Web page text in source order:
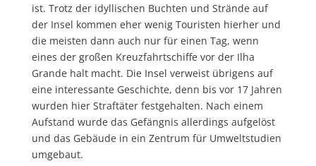
ist. Trotz der idyllischen Buchten und Strände auf
der Insel kommen eher wenig Touristen hierher und
die meisten dann auch nur für einen Tag, wenn
eines der großen Kreuzfahrtschiffe vor der Ilha
Grande halt macht. Die Insel verweist übrigens auf
eine interessante Geschichte, denn bis vor 17 Jahren
wurden hier Straftäter festgehalten. Nach einem
Aufstand wurde das Gefängnis allerdings aufgelöst
und das Gebäude in ein Zentrum für Umweltstudien
umgebaut.